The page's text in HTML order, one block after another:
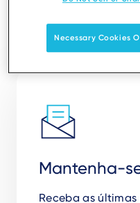
Mantenha-
Receba asúltimas
Necessary Cookies